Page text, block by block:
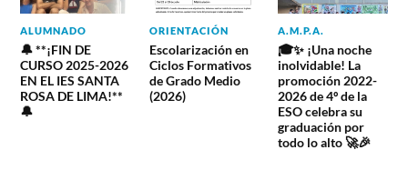
ALUMNADO
🔔 **¡FIN DE
CURSO 2025-2026
EN EL IES SANTA
ROSA DE LIMA!**
🔔
ORIENTACIÓN
Escolarización en
Ciclos Formativos
de Grado Medio
(2026)
A.M.P.A.
🎓✨ ¡Una noche
inolvidable! La
promoción 2022-
2026 de 4º de la
ESO celebra su
graduación por
todo lo alto 🚀🎉